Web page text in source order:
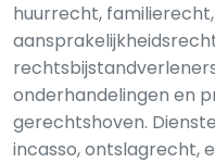
huurrecht,
onderhandelingen en
gerechtshoven.
incasso, ontslagrecht,